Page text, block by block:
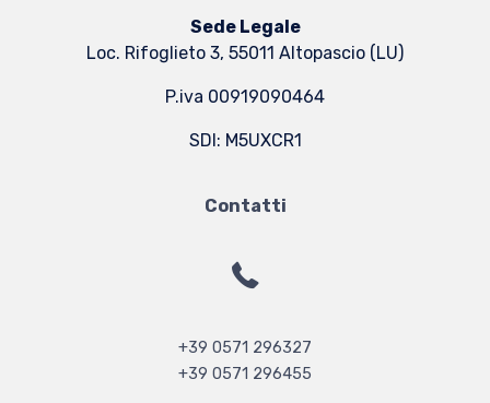
Sede Legale
Loc. Rifoglieto 3, 55011 Altopascio (LU)
P.iva 00919090464
SDI: M5UXCR1
Contatti
+39 0571 296327
+39 0571 296455